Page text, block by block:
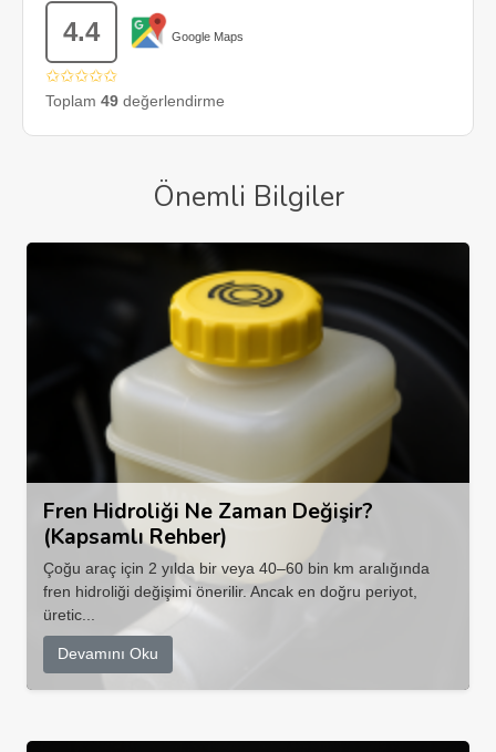
4.4 Google Maps
✩✩✩✩✩
Toplam 49 değerlendirme
Önemli Bilgiler
Fren Hidroliği Ne Zaman Değişir?
(Kapsamlı Rehber)
Çoğu araç için 2 yılda bir veya 40–60 bin km aralığında
fren hidroliği değişimi önerilir. Ancak en doğru periyot,
üretic...
Devamını Oku